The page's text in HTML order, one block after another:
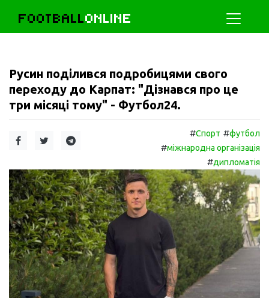
FOOTBALLONLINE
Русин поділився подробицями свого
переходу до Карпат: "Дізнався про це
три місяці тому" - Футбол24.
#Спорт #футбол
#міжнародна організація
#дипломатія